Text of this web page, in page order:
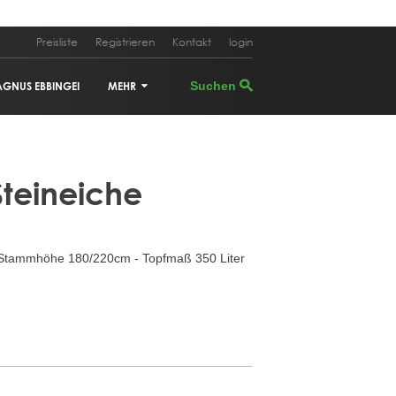
Preisliste Registrieren Kontakt login
EBBINGEI MEHR
CUPRESSUS SEMPERVIRENS
180/220cm - Topfmaß 350 Liter